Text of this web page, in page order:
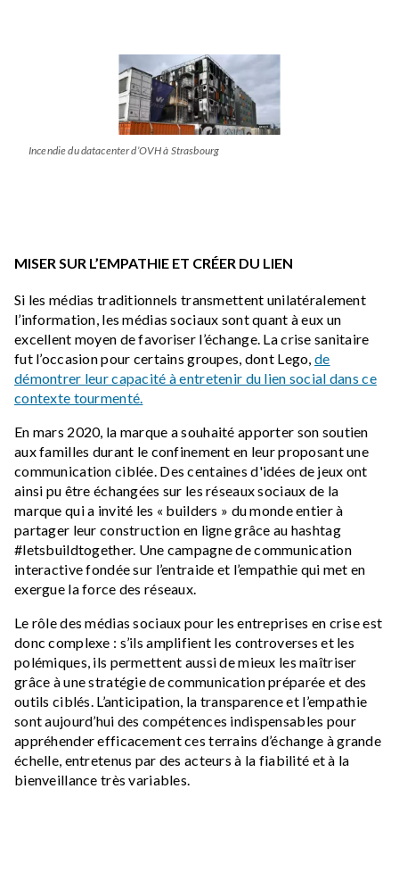
Incendie du datacenter d’OVH à Strasbourg
MISER SUR L’EMPATHIE ET CRÉER DU LIEN
Si les médias traditionnels transmettent unilatéralement
l’information, les médias sociaux sont quant à eux un
excellent moyen de favoriser l’échange. La crise sanitaire
fut l’occasion pour certains groupes, dont Lego,de
démontrer leur capacité à entretenir du lien social dans ce
contexte tourmenté.
En mars 2020, la marque a souhaité apporter son soutien
aux familles durant le confinement en leur proposant une
communication ciblée. Des centaines d'idées de jeux ont
ainsi pu être échangées sur les réseaux sociaux de la
marque qui a invité les « builders » du monde entier à
partager leur construction en ligne grâce au hashtag
#letsbuildtogether. Une campagne de communication
interactive fondée sur l’entraide et l’empathie qui met en
exergue la force des réseaux.
Le rôle des médias sociaux pour les entreprises en crise est
donc complexe : s’ils amplifient les controverses et les
polémiques, ils permettent aussi de mieux les maîtriser
grâce à une stratégie de communication préparée et des
outils ciblés. L’anticipation, la transparence et l’empathie
sont aujourd’hui des compétences indispensables pour
appréhender efficacement ces terrains d’échange à grande
échelle, entretenus par des acteurs à la fiabilité et à la
bienveillance très variables.